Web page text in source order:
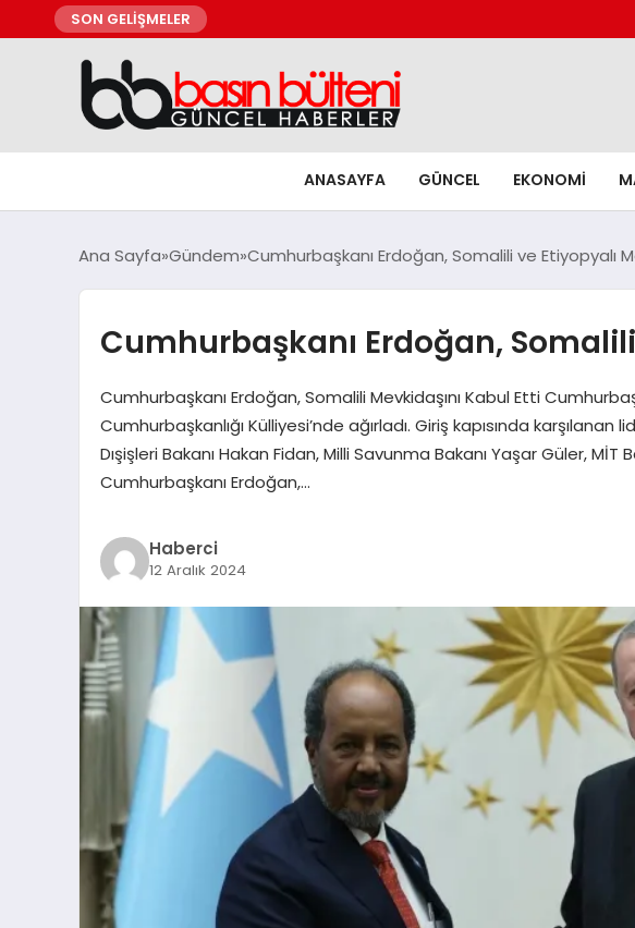
SON GELİŞMELER
ANASAYFA GÜNCEL EKONOMI
Ana Sayfa Gündem Cumhurbaşkanı Erdoğan, Somalili ve Etiyopyalı
Cumhurbaşkanı Erdoğan,
Cumhurbaşkanı Erdoğan, Somalili Mevkidaşını Kabul Etti
Cumhurbaşkanlığı Külliyesi’nde ağırladı. Giriş kapısında
Dışişleri Bakanı Hakan Fidan, Milli Savunma Bakanı Yaşar Güler,
Cumhurbaşkanı Erdoğan,…
Haberci
12 Aralık 2024